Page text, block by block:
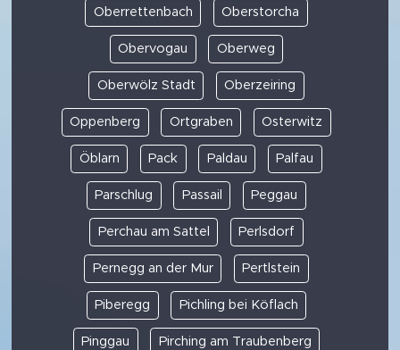
Oberrettenbach Oberstorcha
Obervogau Oberweg
Oberwölz Stadt Oberzeiring
Oppenberg Ortgraben Osterwitz
Öblarn Pack Paldau Palfau
Parschlug Passail Peggau
Perchau am Sattel Perlsdorf
Pernegg an der Mur Pertlstein
Piberegg Pichling bei Köflach
Pinggau Pirching am Traubenberg